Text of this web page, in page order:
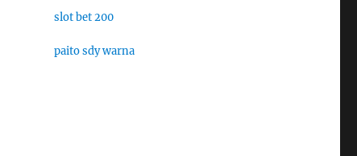
slot bet 200
paito sdy warna